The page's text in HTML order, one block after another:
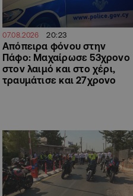
07.08.2026 20:23
Απόπειρα φόνου στην
Πάφο: Μαχαίρωσε 53χρονο
στον λαιμό και στο χέρι,
τραυμάτισε και 27χρονο